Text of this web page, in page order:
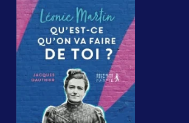
Léonie Martin.
Qu'est-ce qu'on
va faire de toi?
Paris.
Première Partie,
2023,